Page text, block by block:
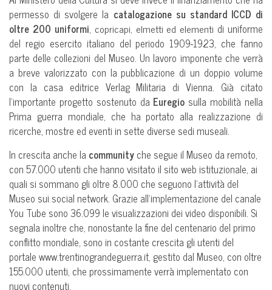
permesso di svolgere la catalogazione su standard ICCD di
oltre 200 uniformi, copricapi, elmetti ed elementi di uniforme
del regio esercito italiano del periodo 1909-1923, che fanno
parte delle collezioni del Museo. Un lavoro imponente che verrà
a breve valorizzato con la pubblicazione di un doppio volume
con la casa editrice Verlag Militaria di Vienna. Già citato
l’importante progetto sostenuto da Euregio sulla mobilità nella
Prima guerra mondiale, che ha portato alla realizzazione di
ricerche, mostre ed eventi in sette diverse sedi museali.
In crescita anche la communityche segue il Museo da remoto,
con 57.000 utenti che hanno visitato il sito web istituzionale, ai
quali si sommano gli oltre 8.000 che seguono l’attività del
Museo sui social network. Grazie all’implementazione del canale
You Tube sono 36.099 le visualizzazioni dei video disponibili. Si
segnala inoltre che, nonostante la fine del centenario del primo
conflitto mondiale, sono in costante crescita gli utenti del
portale www.trentinograndeguerra.it, gestito dal Museo, con oltre
155.000 utenti, che prossimamente verrà implementato con
nuovi contenuti.